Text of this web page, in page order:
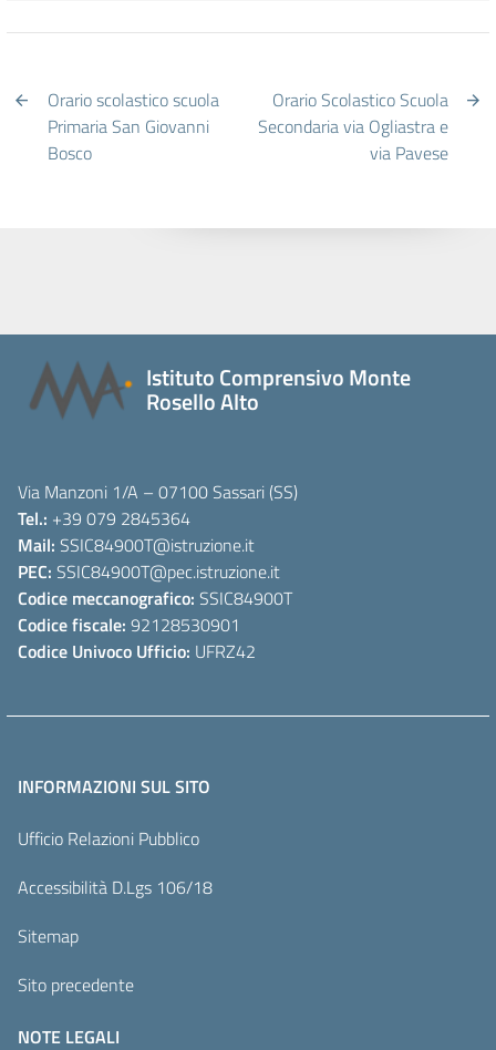
Orario scolastico scuola
Primaria San Giovanni
Bosco
Orario Scolastico Scuola
Secondaria via Ogliastra e
via Pavese
Istituto Comprensivo Monte
Rosello Alto
Via Manzoni 1/A – 07100 Sassari (SS)
Tel.: +39 079 2845364
Mail: SSIC84900T@istruzione.it
PEC: SSIC84900T@pec.istruzione.it
Codice meccanografico: SSIC84900T
Codice fiscale: 92128530901
Codice Univoco Ufficio: UFRZ42
INFORMAZIONI SUL SITO
Ufficio Relazioni Pubblico
Accessibilità D.Lgs 106/18
Sitemap
Sito precedente
NOTE LEGALI